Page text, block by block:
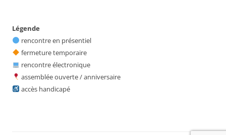
Légende
rencontre en présentiel
fermeture temporaire
rencontre électronique
assemblée ouverte / anniversaire
accès handicapé